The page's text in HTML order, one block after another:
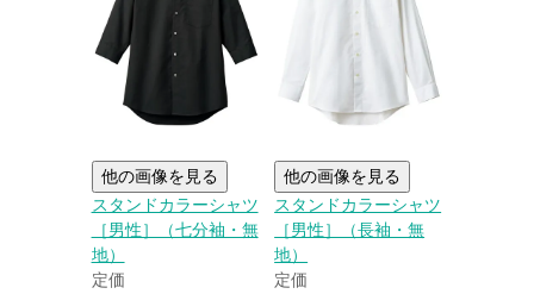
他の画像を見る
スタンドカラーシャツ
［男性］（七分袖・無
地）
定価
他の画像を見る
スタンドカラーシャツ
［男性］（長袖・無
地）
定価